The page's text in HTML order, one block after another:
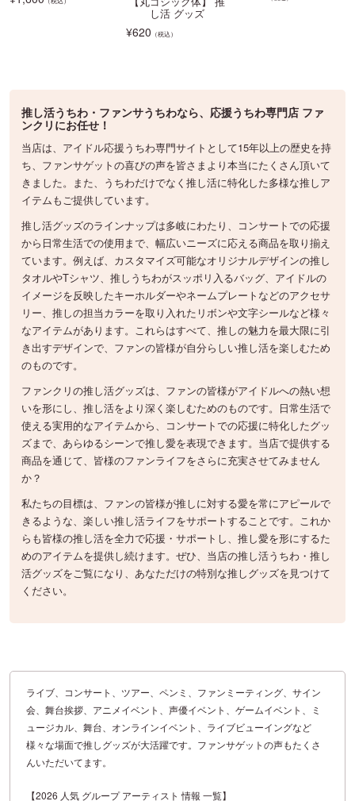
し活 グッズ
¥620 （税込）
推し活うちわ・ファンサうちわなら、応援うちわ専門店 ファ
ンクリにお任せ！
当店は、アイドル応援うちわ専門サイトとして15年以上の歴史を持
ち、ファンサゲットの喜びの声を皆さまより本当にたくさん頂いて
きました。また、うちわだけでなく推し活に特化した多様な推しア
イテムもご提供しています。
推し活グッズのラインナップは多岐にわたり、コンサートでの応援
から日常生活での使用まで、幅広いニーズに応える商品を取り揃え
ています。例えば、カスタマイズ可能なオリジナルデザインの推し
タオルやTシャツ、推しうちわがスッポリ入るバッグ、アイドルの
イメージを反映したキーホルダーやネームプレートなどのアクセサ
リー、推しの担当カラーを取り入れたリボンや文字シールなど様々
なアイテムがあります。これらはすべて、推しの魅力を最大限に引
き出すデザインで、ファンの皆様が自分らしい推し活を楽しむため
のものです。
ファンクリの推し活グッズは、ファンの皆様がアイドルへの熱い想
いを形にし、推し活をより深く楽しむためのものです。日常生活で
使える実用的なアイテムから、コンサートでの応援に特化したグッ
ズまで、あらゆるシーンで推し愛を表現できます。当店で提供する
商品を通じて、皆様のファンライフをさらに充実させてみません
か？
私たちの目標は、ファンの皆様が推しに対する愛を常にアピールで
きるような、楽しい推し活ライフをサポートすることです。これか
らも皆様の推し活を全力で応援・サポートし、推し愛を形にするた
めのアイテムを提供し続けます。ぜひ、当店の推し活うちわ・推し
活グッズをご覧になり、あなただけの特別な推しグッズを見つけて
ください。
ライブ、コンサート、ツアー、ペンミ、ファンミーティング、サイン
会、舞台挨拶、アニメイベント、声優イベント、ゲームイベント、ミ
ュージカル、舞台、オンラインイベント、ライブビューイングなど
様々な場面で推しグッズが大活躍です。ファンサゲットの声もたくさ
んいただいてます。
【2026 人気 グループ アーティスト 情報 一覧】